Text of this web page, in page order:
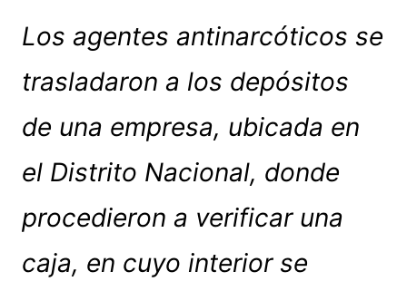
Los agentes antinarcóticos se
trasladaron a los depósitos
de una empresa, ubicada en
el Distrito Nacional, donde
procedieron a verificar una
caja, en cuyo interior se